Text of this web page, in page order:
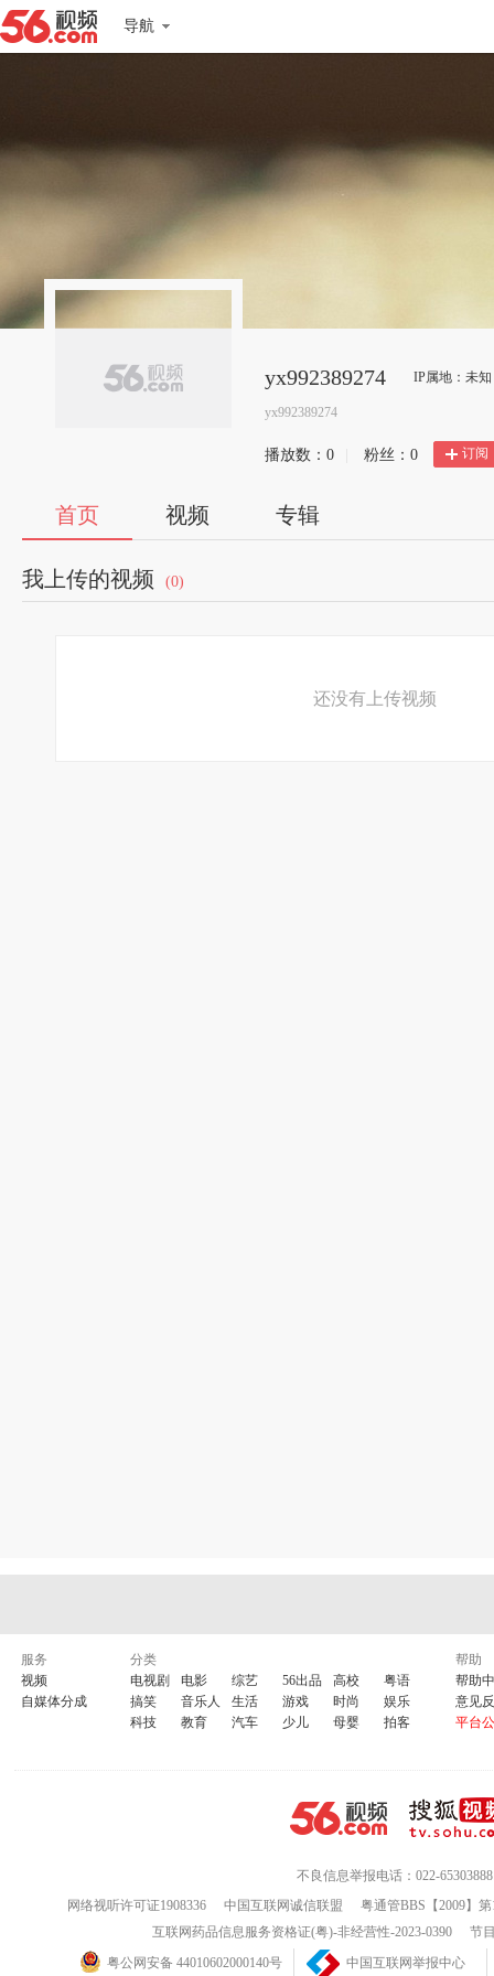
导航
yx992389274 IP属地：未知
yx992389274
播放数： 0 粉丝： 0 订阅
首页 视频 专辑
我上传的视频 (0)
还没有上传视频
服务
视频
自媒体分成
分类
电视剧
电影 综艺 56出品 高校
粤语
搞笑
音乐人 生活 游戏 时尚
娱乐
科技
教育 汽车 少儿 母婴 拍客
帮助
帮助
意见
平台
不良信息举报电话：022-65303888
网络视听许可证1908336
中国互联网诚信联盟
粤通管BBS【2009】
互联网药品信息服务资格证(粤)-非经营性-2023-0390
节
粤公网安备 44010602000140号
中国互联网举报中心